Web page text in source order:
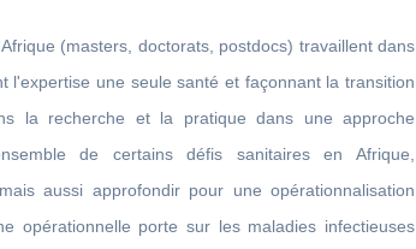
(masters, doctorats, postdocs) travaillent dans
l'expertise une seule santé et façonnant la transition
la recherche et la pratique dans une approche
de certains défis sanitaires en Afrique,
aussi approfondir pour une opérationnalisation
opérationnelle porte sur les maladies infectieuses